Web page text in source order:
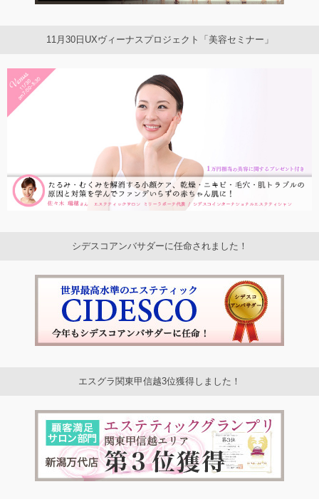
11月30日UXヴィーナスプロジェクト「美容セミナー」
シデスコアンバサダーに任命されました！
エスグラ関東甲信越3位獲得しました！